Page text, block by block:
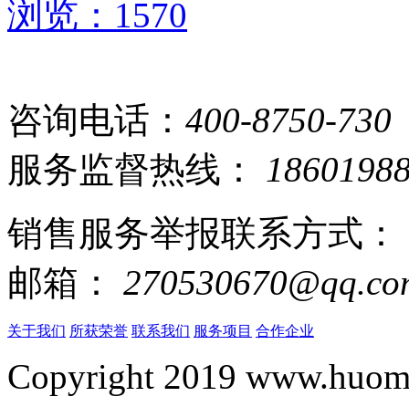
浏览：1570
咨询电话： 400-8750-730
服务监督热线：
销售服务举报联系方式：
邮箱：
关于我们 所获荣誉 联系我们 服务项目 合作企业
Copyright 2019